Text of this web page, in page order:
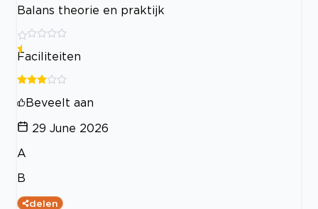
Balans theorie en praktijk
Faciliteiten
Beveelt aan
29 June 2026
A
B
delen